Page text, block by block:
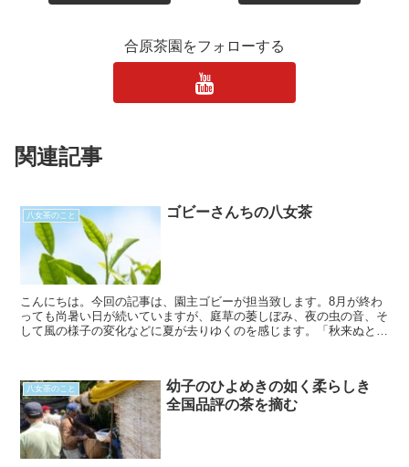
合原茶園をフォローする
関連記事
八女茶のこと ゴビーさんちの八女茶
こんにちは。今回の記事は、園主ゴビーが担当致します。8月が終わ
っても尚暑い日が続いていますが、庭草の萎しぼみ、夜の虫の音、そ
して風の様子の変化などに夏が去りゆくのを感じます。「秋来ぬと目
八女茶のこと
幼子のひよめきの如く柔らしき
全国品評の茶を摘む